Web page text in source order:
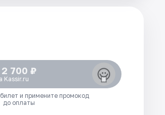
2 700 ₽
Kassir.ru
и примените промокод
до оплаты